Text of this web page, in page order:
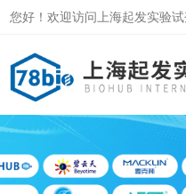
您好！欢迎访问上海起发实验试